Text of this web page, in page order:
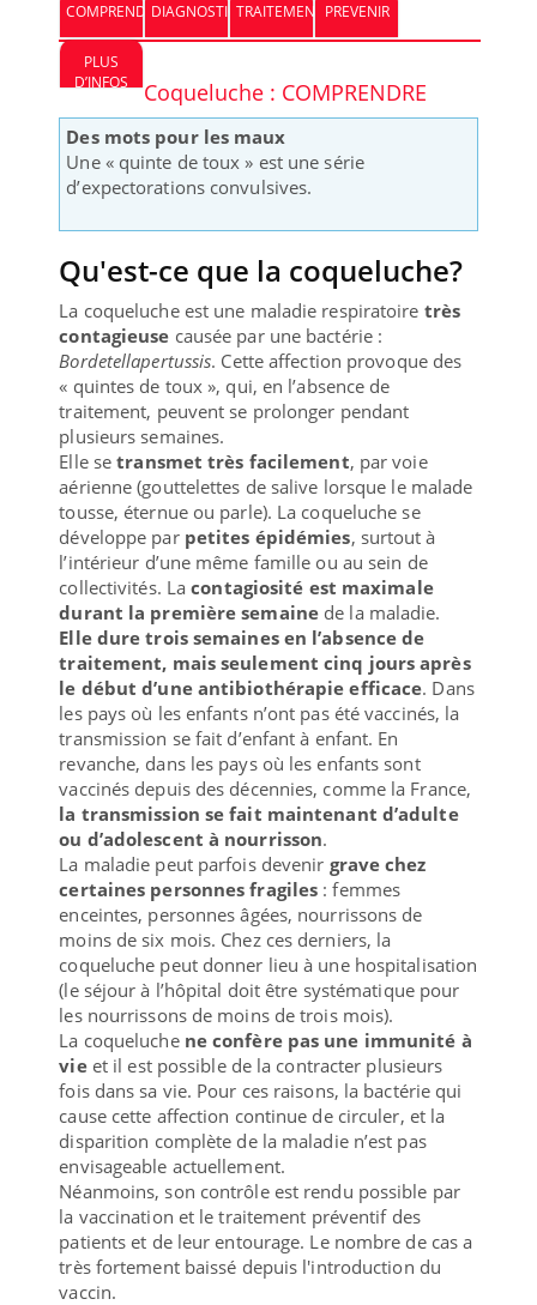
COMPRENDREDIAGNOSTICTRAITEMENT PREVENIR
PLUS
D’INFOS
Coqueluche : COMPRENDRE
Des mots pour les maux
Une « quinte de toux » est une série
d’expectorations convulsives.
Qu'est-ce que la coqueluche?
La coqueluche est une maladie respiratoire très
contagieuse causée par une bactérie :
Bordetellapertussis. Cette affection provoque des
« quintes de toux », qui, en l’absence de
traitement, peuvent se prolonger pendant
plusieurs semaines.
Elle setransmet très facilement, par voie
aérienne (gouttelettes de salive lorsque le malade
tousse, éternue ou parle). La coqueluche se
développe par petites épidémies, surtout à
l’intérieur d’une même famille ou au sein de
collectivités. Lacontagiosité est maximale
durant la première semaine de la maladie.
Elle dure trois semaines en l’absence de
traitement, mais seulement cinq jours après
le début d’une antibiothérapie efficace. Dans
les pays où les enfants n’ont pas été vaccinés, la
transmission se fait d’enfant à enfant. En
revanche, dans les pays où les enfants sont
vaccinés depuis des décennies, comme la France,
la transmission se fait maintenant d’adulte
ou d’adolescent à nourrisson.
La maladie peut parfois devenir grave chez
certaines personnes fragiles : femmes
enceintes, personnes âgées, nourrissons de
moins de six mois. Chez ces derniers, la
coqueluche peut donner lieu à une hospitalisation
(le séjour à l’hôpital doit être systématique pour
les nourrissons de moins de trois mois).
La coqueluche ne confère pas une immunité à
vieet il est possible de la contracter plusieurs
fois dans sa vie. Pour ces raisons, la bactérie qui
cause cette affection continue de circuler, et la
disparition complète de la maladie n’est pas
envisageable actuellement.
Néanmoins, son contrôle est rendu possible par
la vaccination et le traitement préventif des
patients et de leur entourage. Le nombre de cas a
très fortement baissé depuis l'introduction du
vaccin.